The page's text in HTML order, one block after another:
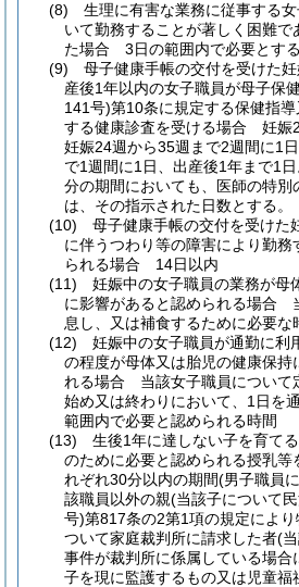
(8)
生理に有害な業務に従事する
いて勤務することが著しく困難で
た場合 3日の範囲内で必要とす
(9)
母子健康手帳の交付を受けた
産後1年以内の女子職員が母子保
141号)第10条に規定する保健指
する健康診査を受ける場合 妊娠
妊娠24週から35週まで2週間に1
で1週間に1日、出産後1年まで1日
分の期間においても、医師の特別
は、その指示された日数とする。
(10)
母子健康手帳の交付を受けた
に伴うつわり等の障害により勤務
られる場合 14日以内
(11)
妊娠中の女子職員の業務が母
に影響があると認められる場合
息し、又は補食するために必要な
(12)
妊娠中の女子職員が通勤に利
の程度が母体又は胎児の健康保持
れる場合 当該女子職員について
始め又は終わりにおいて、1日を
範囲内で必要と認められる時間
(13)
生後1年に達しない子を育て
のために必要と認められる授乳
れぞれ30分以内の期間(男子職員
該職員以外の親(当該子について
号)第817条の2第1項の規定によ
ついて家庭裁判所に請求した者(
事件が裁判所に係属している場合
子を現に監護するもの又は児童福